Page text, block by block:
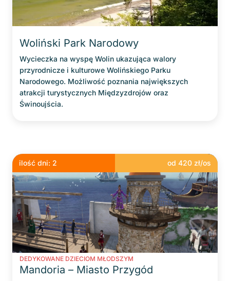
Woliński Park Narodowy
Wycieczka na wyspę Wolin ukazująca walory
przyrodnicze i kulturowe Wolińskiego Parku
Narodowego. Możliwość poznania największych
atrakcji turystycznych Międzyzdrojów oraz
Świnoujścia.
ilość dni: 2 od420 zł/os
DEDYKOWANE DZIECIOM MŁODSZYM
Mandoria – Miasto Przygód